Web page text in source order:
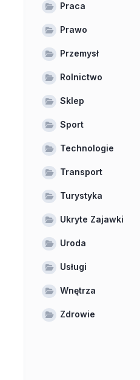
Praca
Prawo
Przemysł
Rolnictwo
Sklep
Sport
Technologie
Transport
Turystyka
Ukryte Zajawki
Uroda
Usługi
Wnętrza
Zdrowie